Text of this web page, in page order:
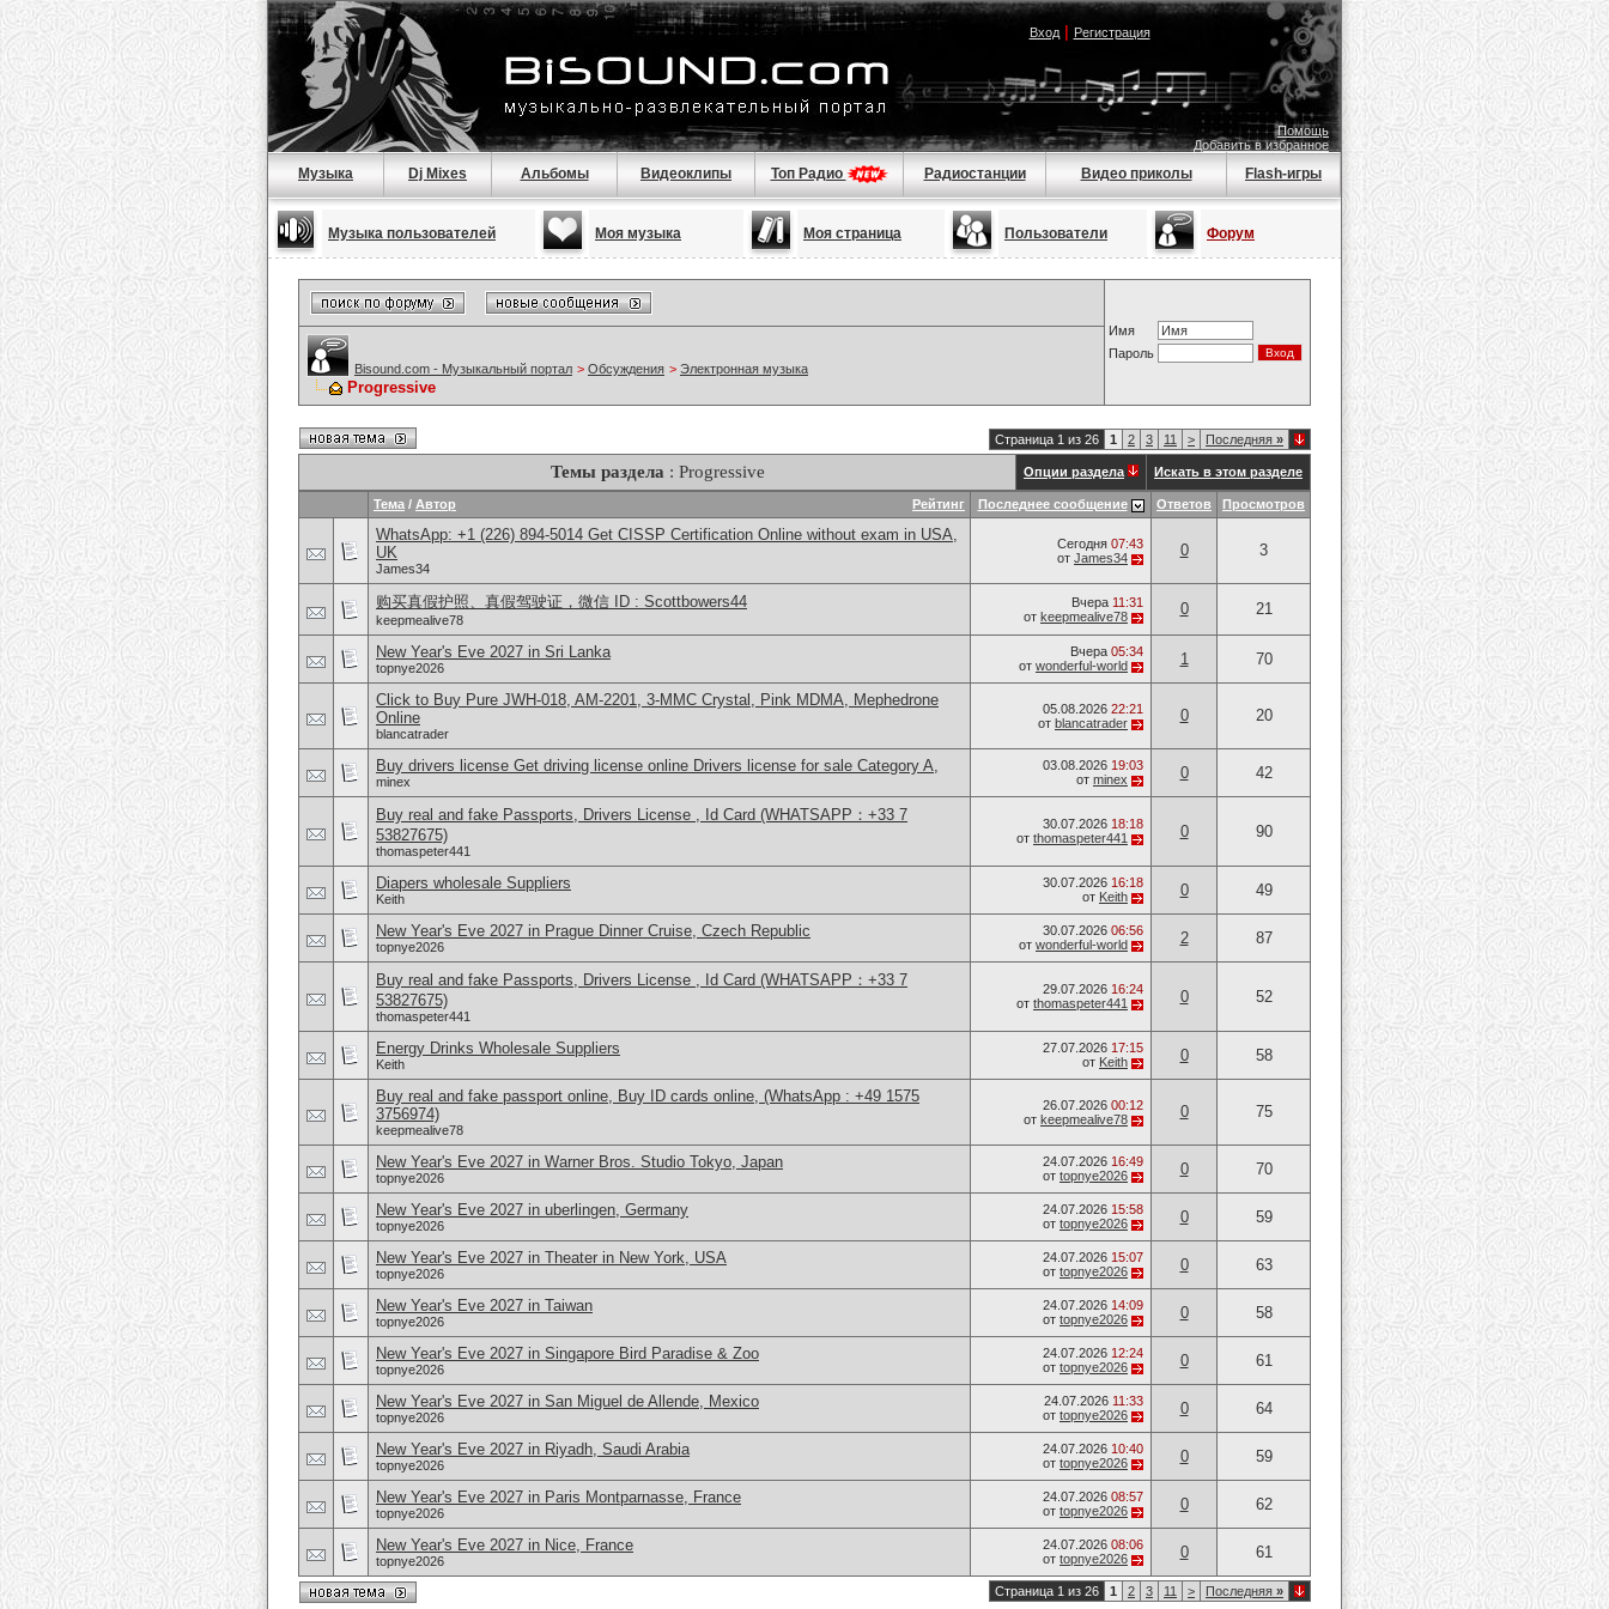
Вход| Регистрация
Помощь
Добавить в избранное
Музыка Dj Mixes Альбомы Видеоклипы Топ Радио Радиостанции Видео приколы Flash-игры
Музыка пользователей Моя музыка Моя страница Пользователи Форум
Имя
Пароль
Bisound.com - Музыкальный портал > Обсуждения > Электронная музыка
Progressive
Страница 1 из 26 1 2 3 11 > Последняя »
Темы раздела : Progressive Опции раздела Искать в этом разделе
Рейтинг
Тема / Автор Последнее сообщение Ответов Просмотров
WhatsApp: +1 (226) 894-5014​ Get CISSP Certification Online without exam in USA,
UK
James34
Сегодня 07:43
от James34 0 3
购买真假护照、真假驾驶证，微信 ID : Scottbowers44
keepmealive78
Вчера 11:31
от keepmealive78 0 21
New Year's Eve 2027 in Sri Lanka
topnye2026
Вчера 05:34
от wonderful-world 1 70
Click to Buy Pure JWH-018, AM-2201, 3-MMC Crystal, Pink MDMA, Mephedrone
Online
blancatrader
05.08.2026 22:21
от blancatrader 0 20
Buy drivers license Get driving license online Drivers license for sale Category A,
minex
03.08.2026 19:03
от minex 0 42
Buy real and fake Passports, Drivers License , Id Card (WHATSAPP：+33 7
53827675)
thomaspeter441
30.07.2026 18:18
от thomaspeter441 0 90
Diapers wholesale Suppliers
Keith
30.07.2026 16:18
от Keith 0 49
New Year's Eve 2027 in Prague Dinner Cruise, Czech Republic
topnye2026
30.07.2026 06:56
от wonderful-world 2 87
Buy real and fake Passports, Drivers License , Id Card (WHATSAPP：+33 7
53827675)
thomaspeter441
29.07.2026 16:24
от thomaspeter441 0 52
Energy Drinks Wholesale Suppliers
Keith
27.07.2026 17:15
от Keith 0 58
Buy real and fake passport online, Buy ID cards online, (WhatsApp : +49 1575
3756974)
keepmealive78
26.07.2026 00:12
от keepmealive78 0 75
New Year's Eve 2027 in Warner Bros. Studio Tokyo, Japan
topnye2026
24.07.2026 16:49
от topnye2026 0 70
New Year's Eve 2027 in uberlingen, Germany
topnye2026
24.07.2026 15:58
от topnye2026 0 59
New Year's Eve 2027 in Theater in New York, USA
topnye2026
24.07.2026 15:07
от topnye2026 0 63
New Year's Eve 2027 in Taiwan
topnye2026
24.07.2026 14:09
от topnye2026 0 58
New Year's Eve 2027 in Singapore Bird Paradise & Zoo
topnye2026
24.07.2026 12:24
от topnye2026 0 61
New Year's Eve 2027 in San Miguel de Allende, Mexico
topnye2026
24.07.2026 11:33
от topnye2026 0 64
New Year's Eve 2027 in Riyadh, Saudi Arabia
topnye2026
24.07.2026 10:40
от topnye2026 0 59
New Year's Eve 2027 in Paris Montparnasse, France
topnye2026
24.07.2026 08:57
от topnye2026 0 62
New Year's Eve 2027 in Nice, France
topnye2026
24.07.2026 08:06
от topnye2026 0 61
Страница 1 из 26 1 2 3 11 > Последняя »